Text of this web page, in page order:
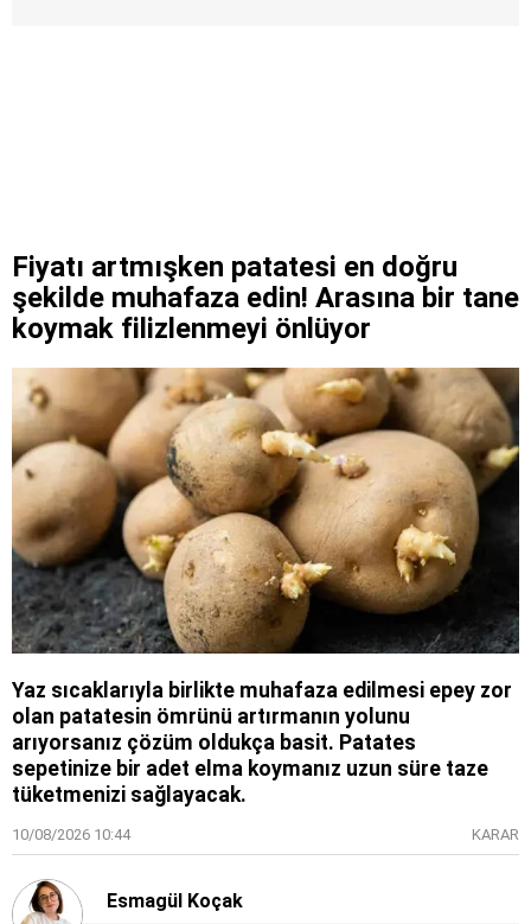
Fiyatı artmışken patatesi en doğru
şekilde muhafaza edin! Arasına bir tane
koymak filizlenmeyi önlüyor
Yaz sıcaklarıyla birlikte muhafaza edilmesi epey zor
olan patatesin ömrünü artırmanın yolunu
arıyorsanız çözüm oldukça basit. Patates
sepetinize bir adet elma koymanız uzun süre taze
tüketmenizi sağlayacak.
10/08/2026 10:44 KARAR
Esmagül Koçak